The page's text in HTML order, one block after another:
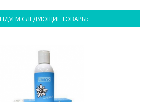
СЛЕДУЮЩИЕ ТОВАРЫ: